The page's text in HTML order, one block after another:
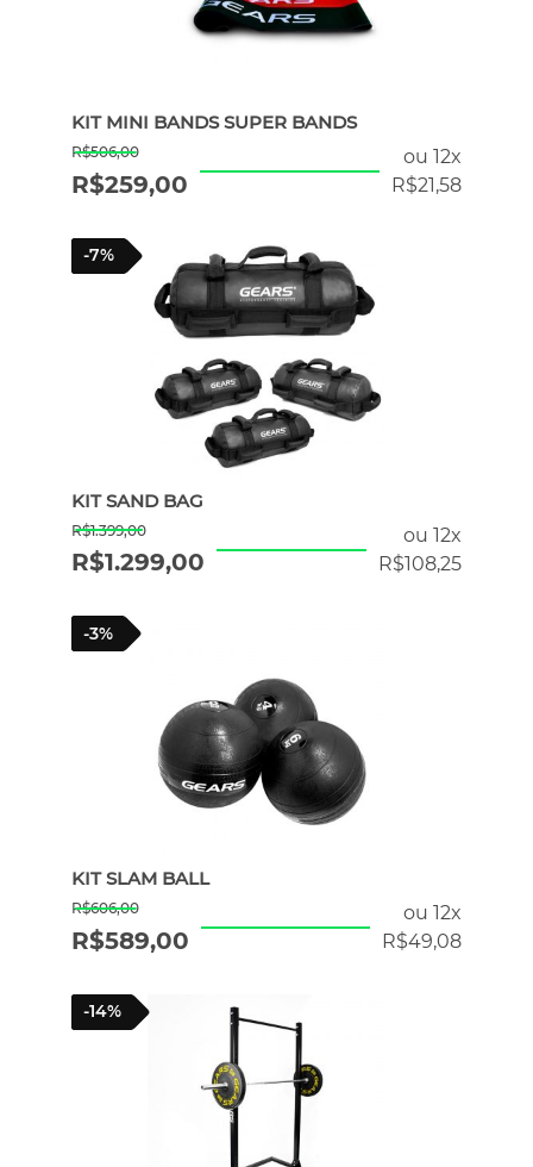
KIT MINI BANDS SUPER BANDS
ou 12x
R$21,58
R$506,00
R$259,00
-7%
KIT SAND BAG
ou 12x
R$108,25
R$1.399,00
R$1.299,00
-3%
KIT SLAM BALL
ou 12x
R$49,08
R$606,00
R$589,00
-14%